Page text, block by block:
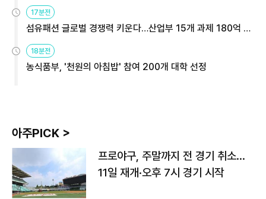
17분전
섬유패션 글로벌 경쟁력 키운다…산업부 15개 과제 180억 지
18분전
농식품부, '천원의 아침밥' 참여 200개 대학 선정
아주PICK >
프로야구, 주말까지 전 경기 취소…
11일 재개·오후 7시 경기 시작